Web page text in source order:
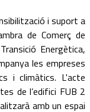
i suport a
de Comerç de
Energètica,
les empreses
i climàtics. L'acte
de l’edifici FUB 2
amb un espai